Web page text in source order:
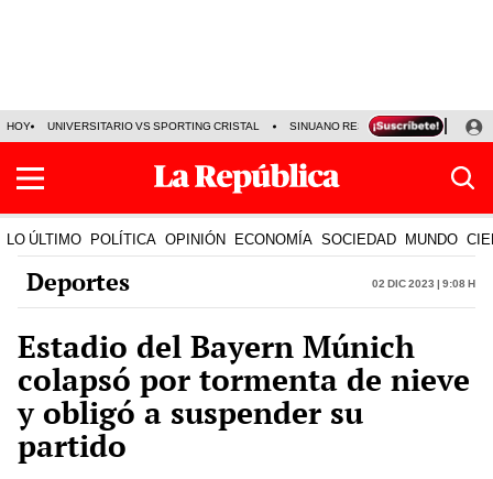
HOY UNIVERSITARIO VS SPORTING CRISTAL SINUANO RESULTADOS HOY
LO ÚLTIMO POLÍTICA OPINIÓN ECONOMÍA SOCIEDAD MUNDO
Deportes 02 Dic 2023 | 9:08 h
Estadio del Bayern Múnich
colapsó por tormenta de nieve
y obligó a suspender su
partido